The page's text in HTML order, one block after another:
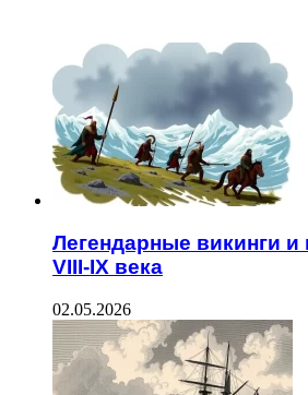
Легендарные викинги и
VIII-IX века
02.05.2026